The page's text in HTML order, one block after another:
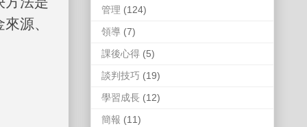
源、
管理 (124)
領導 (7)
課後心得 (5)
談判技巧 (19)
學習成長 (12)
簡報 (11)